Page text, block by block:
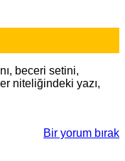
beceri setini,
niteliğindeki yazı,
Bir yorum bırak